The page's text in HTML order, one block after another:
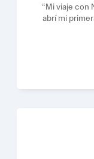
“Mi viaje con
abrí mi